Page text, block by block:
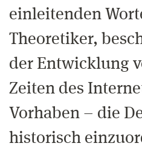
einleitenden
Theoretiker,
der Entwicklung
Zeiten des
Vorhaben – die
historisch